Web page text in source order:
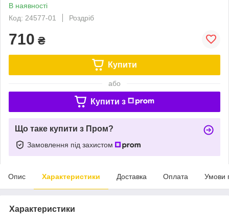
В наявності
Код: 24577-01
Роздріб
710 ₴
Купити
або
Купити з
Що таке купити з Пром?
Замовлення під захистом
Опис Характеристики Доставка Оплата Умови
Характеристики